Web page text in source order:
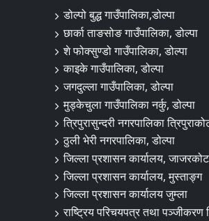
डोल्पो बुद्ध गाउँपालिका,डोल्पा
छार्का ताङसोङ गाउँपालिका, डोल्पा
शे फोक्सुण्डो गाउँपालिका, डोल्पा
काइके गाउँपालिका, डोल्पा
जगदुल्ला गाउँपालिका, डोल्पा
मुड्केचुला गाउँपालिका नर्कु, डोल्पा
त्रिपुरासुन्दरी नगरपालिका
ठुली भेरी नगरपालिका, डोल्पा
जिल्ला प्रशासन कार्यालय, जाजरकोट
जिल्ला प्रशासन कार्यालय, मुस्ताङ्ग
जिल्ला प्रशासन कार्यालय जुम्ला
राष्ट्रिय परिचयपत्र तथा पञ्जीकरण